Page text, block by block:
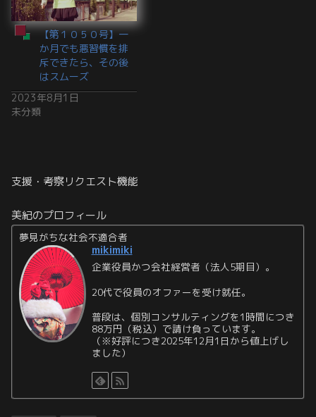
【第１０５０号】一
か月でも悪習慣を排
斥できたら、その後
はスムーズ
2023年8月1日
未分類
支援・考察リクエスト機能
美紀のプロフィール
夢見がちな社会不適合者
mikimiki
企業役員かつ会社経営者（法人5期目）。
20代で役員のオファーを受け就任。
普段は、個別コンサルティングを1時間につき
88万円（税込）で請け負っています。
（※好評につき2025年12月1日から値上げし
ました）